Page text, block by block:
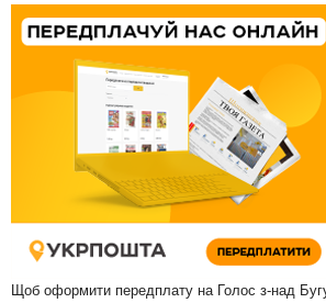
Щоб оформити передплату на Голос з-над